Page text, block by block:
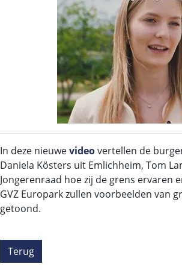
In deze nieuwevideovertellen de
Daniela Kösters uit Emlichheim, Tom
Jongerenraad hoe zij de grens ervaren
GVZ Europark zullen voorbeelden van
getoond.
Terug